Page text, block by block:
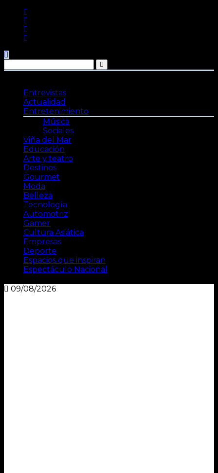
contenido
Entrevistas
Actualidad
Entretenimiento
Música
Sociales
Viña del Mar
Educación
Arte y teatro
Destinos
Gourmet
Moda
Belleza
Tecnología
Automotriz
Gamer
Cultura Asiática
Empresas
Deporte
Espacios que inspiran
Espectáculo Nacional
09/08/2026